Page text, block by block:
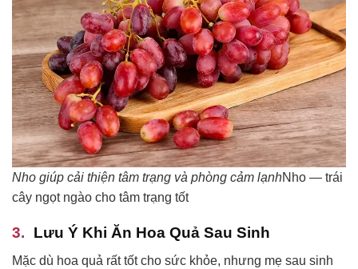
Nho giúp cải thiện tâm trạng và phòng cảm lạnhNho — trái
cây ngọt ngào cho tâm trạng tốt
Lưu Ý Khi Ăn Hoa Quả Sau Sinh
Mặc dù hoa quả rất tốt cho sức khỏe, nhưng mẹ sau sinh